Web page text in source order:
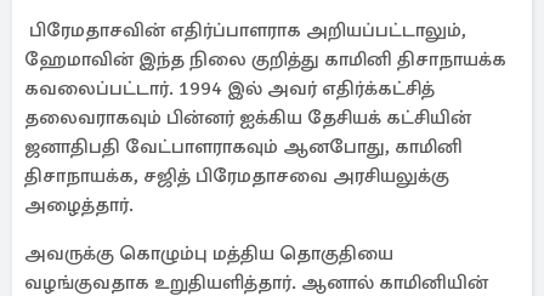
பிரேமதாசவின் எதிர்ப்பாளராக அறியப்பட்டாலும்,
ஹேமாவின் இந்த நிலை குறித்து காமினி திசாநாயக்க
கவலைப்பட்டார். 1994 இல் அவர் எதிர்க்கட்சித்
தலைவராகவும் பின்னர் ஐக்கிய தேசியக் கட்சியின்
ஜனாதிபதி வேட்பாளராகவும் ஆனபோது, ​​காமினி
திசாநாயக்க, சஜித் பிரேமதாசவை அரசியலுக்கு
அழைத்தார்.
அவருக்கு கொழும்பு மத்திய தொகுதியை
வழங்குவதாக உறுதியளித்தார். ஆனால் காமினியின்